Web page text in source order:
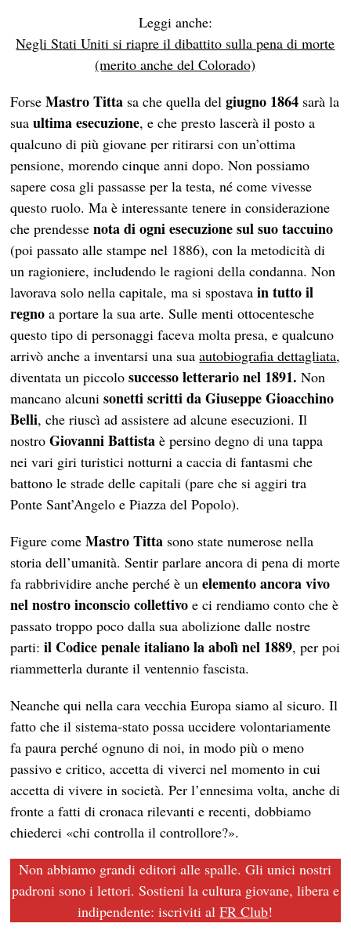
Leggi anche:
Negli Stati Uniti si riapre il dibattito sulla pena di morte
(merito anche del Colorado)
ForseMastro Titta sa che quella delgiugno 1864 sarà la
suaultima esecuzione, e che presto lascerà il posto a
qualcuno di più giovane per ritirarsi con un’ottima
pensione, morendo cinque anni dopo. Non possiamo
sapere cosa gli passasse per la testa, né come vivesse
questo ruolo. Ma è interessante tenere in considerazione
che prendessenota di ogni esecuzione sul suo taccuino
(poi passato alle stampe nel 1886), con la metodicità di
un ragioniere, includendo le ragioni della condanna. Non
lavorava solo nella capitale, ma si spostavain tutto il
regno a portare la sua arte. Sulle menti ottocentesche
questo tipo di personaggi faceva molta presa, e qualcuno
arrivò anche a inventarsi una suaautobiografia dettagliata,
diventata un piccolosuccesso letterario nel 1891.Non
mancano alcuni sonetti scritti da Giuseppe Gioacchino
Belli, che riuscì ad assistere ad alcune esecuzioni. Il
nostroGiovanni Battista è persino degno di una tappa
nei vari giri turistici notturni a caccia di fantasmi che
battono le strade delle capitali (pare che si aggiri tra
Ponte Sant’Angelo e Piazza del Popolo).
Figure comeMastro Titta sono state numerose nella
storia dell’umanità. Sentir parlare ancora di pena di morte
fa rabbrividire anche perché è unelemento ancora vivo
nel nostro inconscio collettivo e ci rendiamo conto che è
passato troppo poco dalla sua abolizione dalle nostre
parti:il Codice penale italiano la abolì nel 1889, per poi
riammetterla durante il ventennio fascista.
Neanche qui nella cara vecchia Europa siamo al sicuro. Il
fatto che il sistema-stato possa uccidere volontariamente
fa paura perché ognuno di noi, in modo più o meno
passivo e critico, accetta di viverci nel momento in cui
accetta di vivere in società. Per l’ennesima volta, anche di
fronte a fatti di cronaca rilevanti e recenti, dobbiamo
chiederci «chi controlla il controllore?».
Non abbiamo grandi editori alle spalle. Gli unici nostri
padroni sono i lettori. Sostieni la cultura giovane, libera e
indipendente: iscriviti alFR Club!